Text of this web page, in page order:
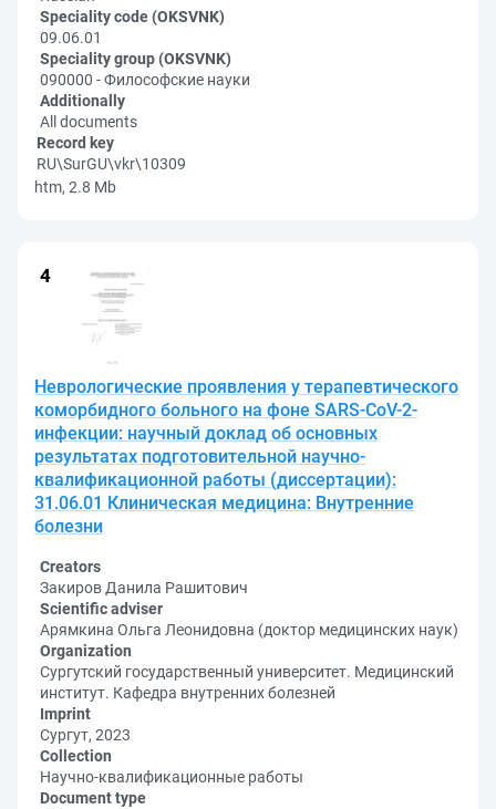
Speciality code (OKSVNK)
09.06.01
Speciality group (OKSVNK)
090000 - Философские науки
Additionally
All documents
Record key
RU\SurGU\vkr\10309
htm, 2.8 Mb
Неврологические проявления у терапевтического
коморбидного больного на фоне SARS-CoV-2-
инфекции: научный доклад об основных
результатах подготовительной научно-
квалификационной работы (диссертации):
31.06.01 Клиническая медицина: Внутренние
болезни
Creators
Закиров Данила Рашитович
Scientific adviser
Арямкина Ольга Леонидовна (доктор медицинских наук)
Organization
Сургутский государственный университет. Медицинский
институт. Кафедра внутренних болезней
Imprint
Сургут, 2023
Collection
Научно-квалификационные работы
Document type